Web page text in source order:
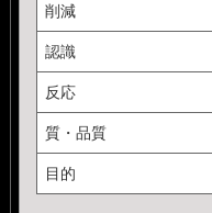
削減
認識
反応
質・品質
目的